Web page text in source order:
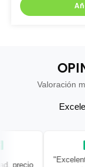
Valoración
"Excelente